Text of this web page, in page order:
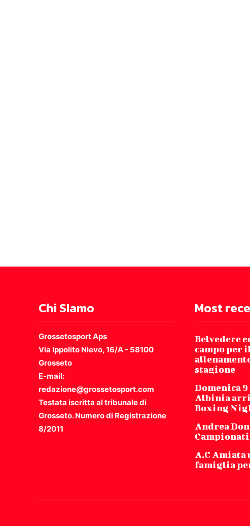
Chi SIamo
Grossetosport Aps
Via Ippolito Nievo, 16/A - 58100
Grosseto
E-mail:
redazione@grossetosport.com
Testata iscritta al tribunale di
Grosseto. Numero di Registrazione
8/2011
Most
Belvedere
campo per
stagione
Domenica
Albinia
Boxing
Andrea
A.C Amiata
famiglia